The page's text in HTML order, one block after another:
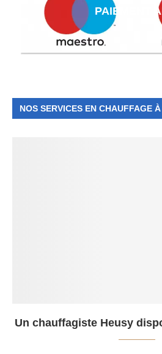
PAIEMENT
NOS SERVICES EN CHAUFFAGE
Un chauffagiste Heusy